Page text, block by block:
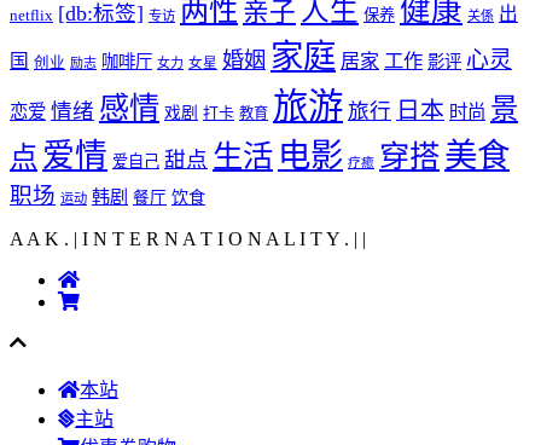
netflix [db:标签] 专访 两性 亲子 人生 保养 健康 关係 出
国 创业 励志 咖啡厅 女力 女星 婚姻 家庭 居家 工作 影评 心灵
恋爱 情绪 感情 戏剧 打卡 教育 旅游 旅行 日本 时尚 景
点 爱情 爱自己 甜点 生活 电影 疗癒 穿搭美食
职场 运动 韩剧 餐厅 饮食
A A K . | I N T E R N A T I O N A L I T Y . | |
本站
主站